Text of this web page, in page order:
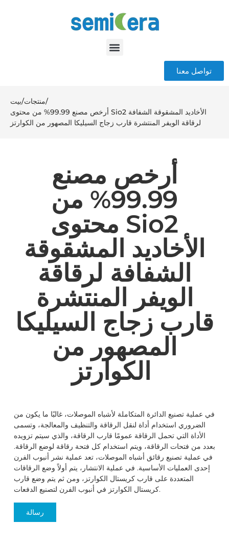
تواصل معنا
بيت/منتجات/
أرخص مصنع 99.99% من محتوى Sio2 الأخاديد المشقوقة الشفافة
أرخص مصنع
99.99% من
محتوى Sio2
الأخاديد المشقوقة
الشفافة لرقاقة
الويفر المنتشرة
قارب زجاج السيليكا
المصهور من
في عملية تصنيع الدائرة المتكاملة لأشباه الموصلات، غالبًا ما يكون من
الضروري استخدام أداة لنقل الرقاقة والتنظيف والمعالجة، وتسمى
الأداة التي تحمل الرقاقة عمومًا قارب الرقاقة، والذي سيتم تزويده
بعدد من فتحات الرقاقة، ويتم استخدام كل فتحة رقاقة لوضع الرقاقة.
في عملية تصنيع رقائق أشباه الموصلات، تعد عملية نشر أنبوب الفرن
إحدى العمليات الأساسية. في عملية الانتشار، يتم أولاً وضع الرقاقات
المتعددة على قارب كريستال الكوارتز، ومن ثم يتم وضع قارب
كريستال الكوارتز في أنبوب الفرن لتصنيع الدفعات.
رسالة